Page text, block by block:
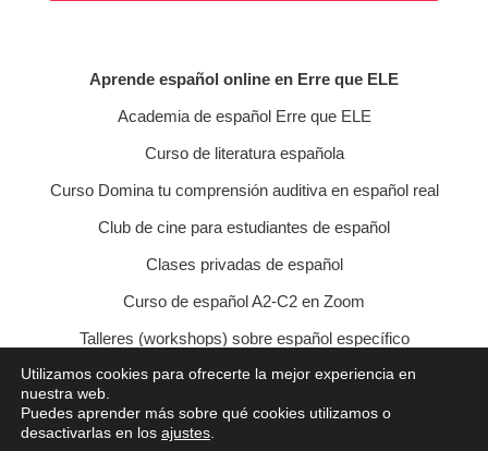
Aprende español online en Erre que ELE
Academia de español Erre que ELE
Curso de literatura española
Curso Domina tu comprensión auditiva en español real
Club de cine para estudiantes de español
Clases privadas de español
Curso de español A2-C2 en Zoom
Talleres (workshops) sobre español específico
Curso de conversación veraniego
Política de privacidad
Política de cookies
Condiciones de contratación
Utilizamos cookies para ofrecerte la mejor experiencia en
nuestra web.
Puedes aprender más sobre qué cookies utilizamos o
desactivarlas en los ajustes